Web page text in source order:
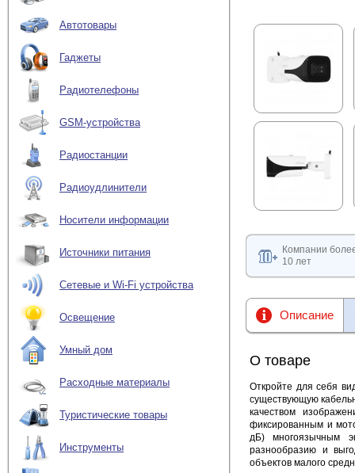
Автотовары
Гаджеты
Радиотелефоны
GSM-устройства
Радиостанции
Радиоудлинители
Носители информации
Источники питания
Сетевые и Wi-Fi устройства
Освещение
Умный дом
Расходные материалы
Туристические товары
Инструменты
Компании
10 лет
Описание
О товаре
Откройте для себя
существующую
качеством
фиксированным и
дБ) многоязычным
разнообразию и
объектов малого